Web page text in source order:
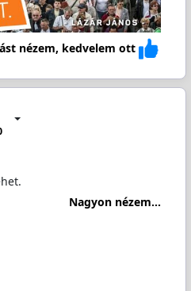
nézem, kedvelem ott
Nagyon nézem...